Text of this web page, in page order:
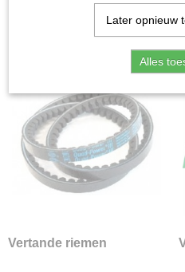
Doorslijpers en Betonzagen
Handschoenen
Kachels
Onderdelen
Snellopend
Opruiming
Viking onderdelen
Vertande riemen
Later opnieuw
Alles